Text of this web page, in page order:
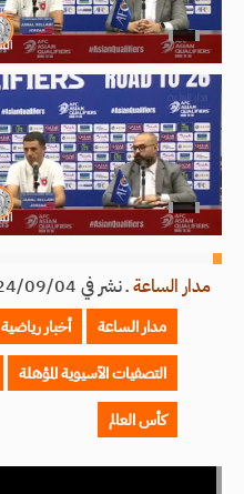
مدار الساعةـنشر في 2024/09/04 الساعة 11:47
مدار الساعة أخبار رياضية
التصفيات الآسيوية المؤهلة
كأس العالم